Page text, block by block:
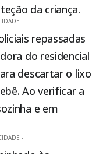
da criança.
-
repassadas
do residencial
descartar o lixo
Ao verificar a
e em
-